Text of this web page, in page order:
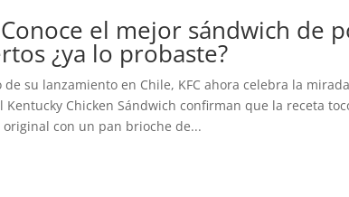
Conoce el mejor sándwich de
¿ya lo probaste?
de su lanzamiento en Chile, KFC ahora celebra la
Kentucky Chicken Sándwich confirman que la receta
original con un pan brioche de...